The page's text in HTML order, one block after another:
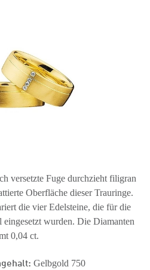
versetzte Fuge durchzieht filigran
Oberfläche dieser Trauringe.
die vier Edelsteine, die für die
eingesetzt wurden. Die Diamanten
0,04 ct.
Gelbgold 750